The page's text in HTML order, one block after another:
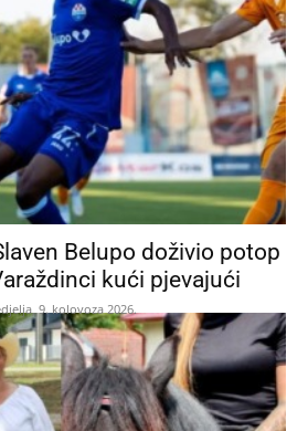
Belupo doživio potop
kući pjevajući
9. kolovoza 2026.